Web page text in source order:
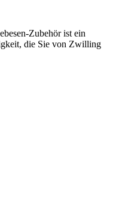
Zubehör ist ein
die Sie von Zwilling